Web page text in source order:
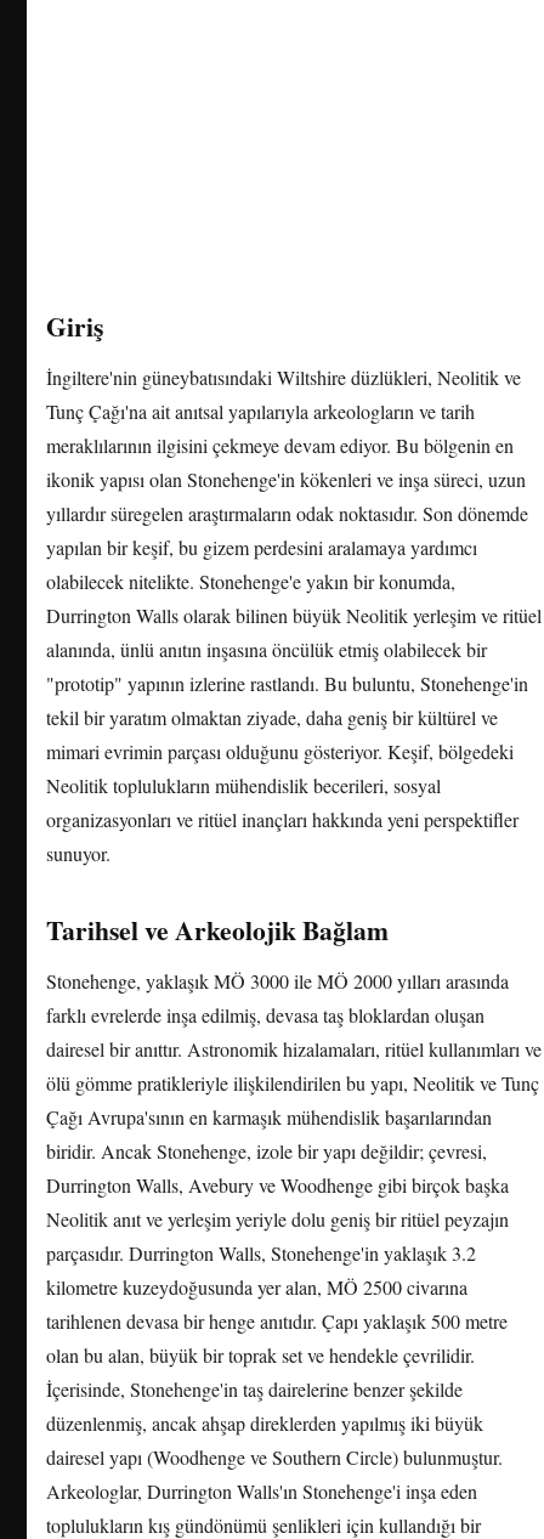
Giriş
İngiltere'nin güneybatısındaki Wiltshire düzlükleri, Neolitik ve
Tunç Çağı'na ait anıtsal yapılarıyla arkeologların ve tarih
meraklılarının ilgisini çekmeye devam ediyor. Bu bölgenin en
ikonik yapısı olan Stonehenge'in kökenleri ve inşa süreci, uzun
yıllardır süregelen araştırmaların odak noktasıdır. Son dönemde
yapılan bir keşif, bu gizem perdesini aralamaya yardımcı
olabilecek nitelikte. Stonehenge'e yakın bir konumda,
Durrington Walls olarak bilinen büyük Neolitik yerleşim ve ritüel
alanında, ünlü anıtın inşasına öncülük etmiş olabilecek bir
"prototip" yapının izlerine rastlandı. Bu buluntu, Stonehenge'in
tekil bir yaratım olmaktan ziyade, daha geniş bir kültürel ve
mimari evrimin parçası olduğunu gösteriyor. Keşif, bölgedeki
Neolitik toplulukların mühendislik becerileri, sosyal
organizasyonları ve ritüel inançları hakkında yeni perspektifler
sunuyor.
Tarihsel ve Arkeolojik Bağlam
Stonehenge, yaklaşık MÖ 3000 ile MÖ 2000 yılları arasında
farklı evrelerde inşa edilmiş, devasa taş bloklardan oluşan
dairesel bir anıttır. Astronomik hizalamaları, ritüel kullanımları ve
ölü gömme pratikleriyle ilişkilendirilen bu yapı, Neolitik ve Tunç
Çağı Avrupa'sının en karmaşık mühendislik başarılarından
biridir. Ancak Stonehenge, izole bir yapı değildir; çevresi,
Durrington Walls, Avebury ve Woodhenge gibi birçok başka
Neolitik anıt ve yerleşim yeriyle dolu geniş bir ritüel peyzajın
parçasıdır. Durrington Walls, Stonehenge'in yaklaşık 3.2
kilometre kuzeydoğusunda yer alan, MÖ 2500 civarına
tarihlenen devasa bir henge anıtıdır. Çapı yaklaşık 500 metre
olan bu alan, büyük bir toprak set ve hendekle çevrilidir.
İçerisinde, Stonehenge'in taş dairelerine benzer şekilde
düzenlenmiş, ancak ahşap direklerden yapılmış iki büyük
dairesel yapı (Woodhenge ve Southern Circle) bulunmuştur.
Arkeologlar, Durrington Walls'ın Stonehenge'i inşa eden
toplulukların kış gündönümü şenlikleri için kullandığı bir